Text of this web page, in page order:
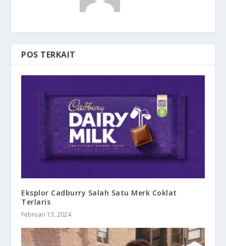
POS TERKAIT
Eksplor Cadburry Salah Satu Merk Coklat
Terlaris
Februari 13, 2024